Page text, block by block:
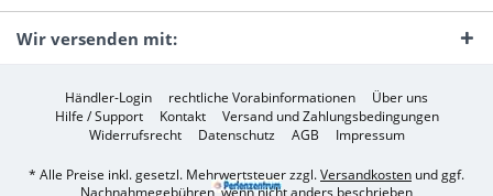
Wir versenden mit:
Händler-Login rechtliche Vorabinformationen
Über uns
Hilfe / Support
Kontakt
Versand und Zahlungsbedingungen
Widerrufsrecht
Datenschutz AGB Impressum
* Alle Preise inkl. gesetzl. Mehrwertsteuer zzgl.Versandkosten und ggf.